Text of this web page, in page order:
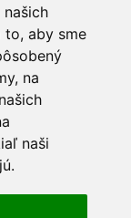
to, aby sme
na
naši